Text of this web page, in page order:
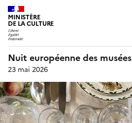
MINISTÈRE
DE LA CULTURE
Nuit européenne des musées
23 mai 2026